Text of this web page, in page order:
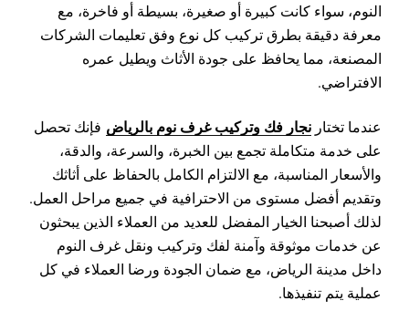
النوم، سواء كانت كبيرة أو صغيرة، بسيطة أو فاخرة، مع
معرفة دقيقة بطرق تركيب كل نوع وفق تعليمات الشركات
المصنعة، مما يحافظ على جودة الأثاث ويطيل عمره
الافتراضي.
عندما تختار نجار فك وتركيب غرف نوم بالرياض فإنك تحصل
على خدمة متكاملة تجمع بين الخبرة، والسرعة، والدقة،
والأسعار المناسبة، مع الالتزام الكامل بالحفاظ على أثاثك
وتقديم أفضل مستوى من الاحترافية في جميع مراحل العمل.
لذلك أصبحنا الخيار المفضل للعديد من العملاء الذين يبحثون
عن خدمات موثوقة وآمنة لفك وتركيب ونقل غرف النوم
داخل مدينة الرياض، مع ضمان الجودة ورضا العملاء في كل
عملية يتم تنفيذها.